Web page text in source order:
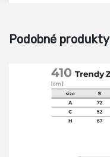
Podobné produkty